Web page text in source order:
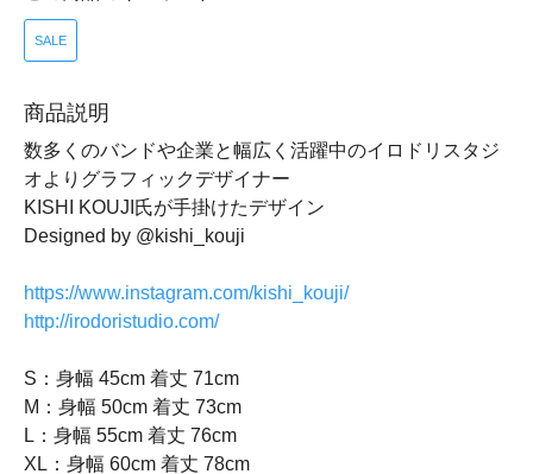
SALE
商品説明
数多くのバンドや企業と幅広く活躍中のイロドリスタジ
オよりグラフィックデザイナー
KISHI KOUJI氏が手掛けたデザイン
Designed by @kishi_kouji
https://www.instagram.com/kishi_kouji/
http://irodoristudio.com/
S：身幅 45cm 着丈 71cm
M：身幅 50cm 着丈 73cm
L：身幅 55cm 着丈 76cm
XL：身幅 60cm 着丈 78cm